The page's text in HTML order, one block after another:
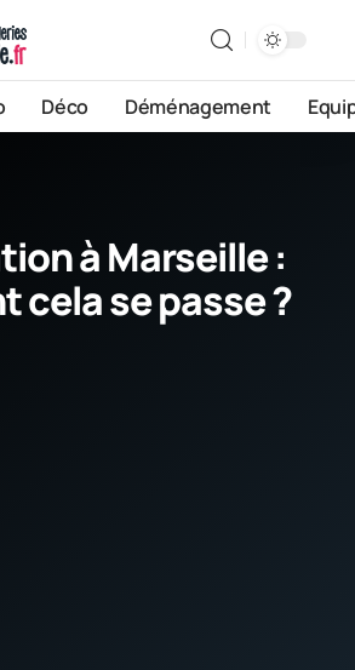
Déco Déménagement
à Marseille :
cela se passe ?